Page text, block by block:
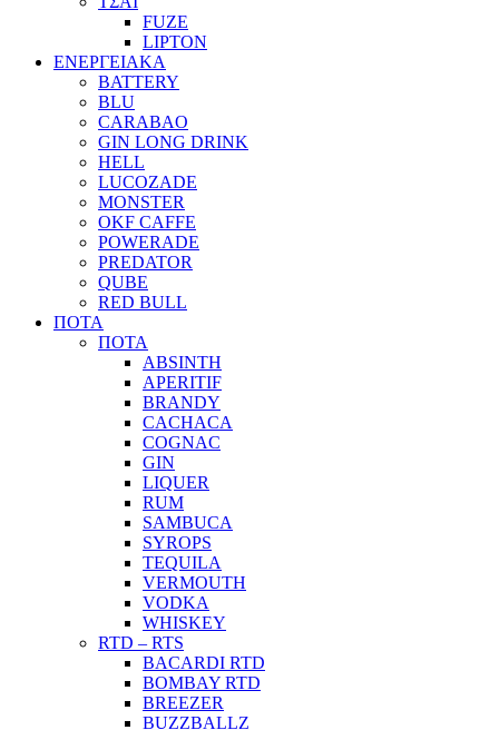
FUZE
LIPTON
ΕΝΕΡΓΕΙΑΚΑ
BATTERY
BLU
CARABAO
GIN LONG DRINK
HELL
LUCOZADE
MONSTER
OKF CAFFE
POWERADE
PREDATOR
QUBE
RED BULL
ΠΟΤΑ
ΠΟΤΑ
ABSINTH
APERITIF
BRANDY
CACHACA
COGNAC
GIN
LIQUER
RUM
SAMBUCA
SYROPS
TEQUILA
VERMOUTH
VODKA
WHISKEY
RTD – RTS
BACARDI RTD
BOMBAY RTD
BREEZER
BUZZBALLZ